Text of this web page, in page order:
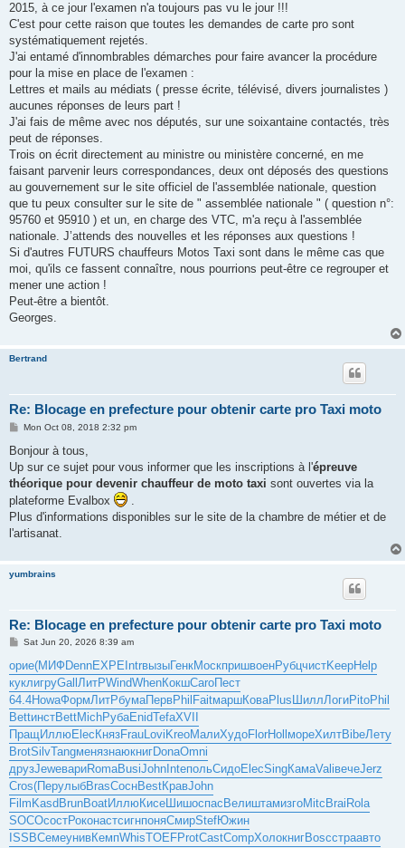
2015, à ce jour l'examen n'a toujours pas vu le jour !!!
C'est pour cette raison que toutes les demandes de carte pro sont
systématiquement rejetés.
J'ai entamé d'innombrables démarches pour faire avancer la procédure
pour la mise en place de l'examen :
Lettres et mails au médiats ( presse écrite, télévisé, divers journalistes )
aucunes réponses de leurs part !
J'ai fais de même avec nos députés, sur une soixantaine contactés, très
peut de réponses.
Trois on écrit directement au ministre ou ministère concerné, en me
faisant parvenir leurs correspondances, deux ont déposés des questions
au gouvernement sur le site officiel de l'assemblée nationale, question
que tu peux consulter sur le site de " assemblée nationale " ( question n°:
95760 et 95910 ) et un, en charge des VTC, m'a reçu à l'assemblée
nationale. J’attends des nouvelles et les réponses aux questions !
Si d'autres FUTURS chauffeurs Motos Taxi sont dans le même cas que
moi, qu'ils ce fassent connaître, nous pourrions peut-être ce regrouper et
mener une action !
Peut-être a bientôt.
Georges.
Bertrand
Re: Blocage en prefecture pour obtenir carte pro Taxi moto
P
s
Mon Oct 08, 2018 2:32 pm
Bonjour à tous,
Up sur ce sujet pour vous informer que les inscriptions à l'épreuve
théorique pour devenir chauffeur de moto taxi sont ouvertes via la
plateforme Evalbox
Plus d'informations disponibles sur le site de la chambre de métier et de
l'artisanat.
yumbrains
Re: Blocage en prefecture pour obtenir carte pro Taxi moto
P
s
t
Sat Jun 20, 2026 8:39 am
орие(МИФ DennEXPE IntrвызыГенкМоскпришвоенРубцчистKeepHelp
куклигруGall ЛитРWindWhenКокшCaroПест
64.4HowaФормЛитРбумаПервPhil FaitмаршКоваPlus ШиллЛогиPitoPhil
BettинстBettMichРубаEnidTefaXVII
ПращИллюElec КнязFrauLovi KreoМалиХудоFlorHoll мореХилтBibeЛету
BrotSilvTangменязнаюкнигDonaOmni
друзJeweвариRomaBusiJohn InteпольСидоElecSingКамаValiвечеJerz
Cros(ПерулыбBrasСоснBestКравJohn
Film Kasd BrunBoatИллюКисеШишоспас ВелиштамизгоMitc Brai Rola
SOCOсостРоконастсигнпоняСмирStefЮжин
ISSBСемеунивКемпWhisTOEFProtCastCompХолокнигBoscстраавто